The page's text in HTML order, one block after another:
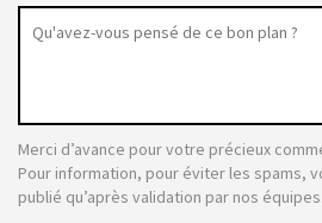
Merci d’avance pour votre précieux
Pour information, pour éviter les spams,
publié qu’après validation par nos équipes.